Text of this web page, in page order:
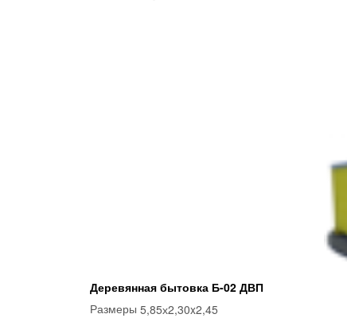
Деревянная бытовка Б-02 ДВП
Размеры 5,85х2,30x2,45